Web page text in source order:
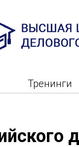
Тренинги